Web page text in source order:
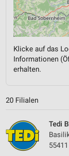
Klicke auf das
Informationen
erhalten.
20 Filialen
Tedi